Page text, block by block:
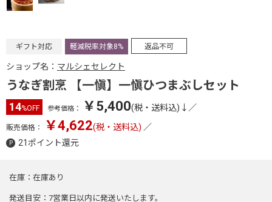
ギフト対応 軽減税率対象8% 返品不可
ショップ名： マルシェセレクト
うなぎ割烹 【一愼】一愼ひつまぶしセット
14%OFF 参考価格： ￥5,400(税・送料込)↓ ／
販売価格： ￥4,622(税・送料込) ／
21ポイント還元
在庫 在庫あり
発送目安 7営業日以内に発送いたします。